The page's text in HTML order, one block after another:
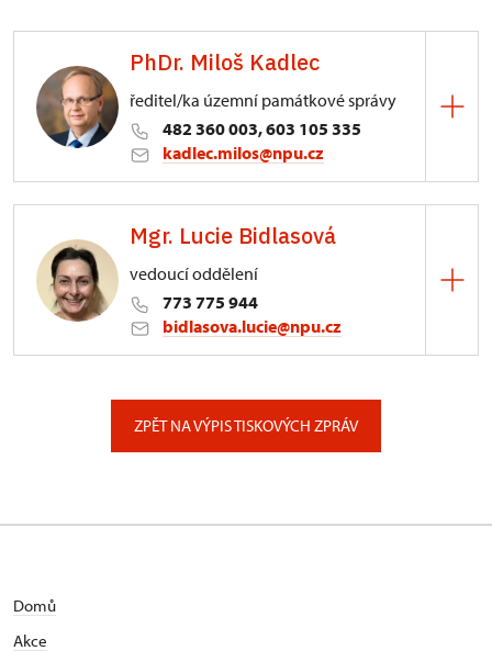
PhDr. Miloš Kadlec
ředitel/ka územní památkové správy
482 360 003, 603 105 335
kadlec.milos@npu.cz
3/, Sychrov 3
Mgr. Lucie Bidlasová
vedoucí oddělení
773 775 944
bidlasova.lucie@npu.cz
ZPĚT NA VÝPIS TISKOVÝCH ZPRÁV
Domů
Akce